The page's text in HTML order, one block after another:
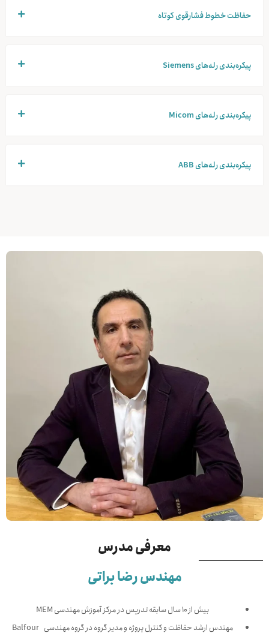
حفاظت خطوط فشارقوی کوتاه
پیکره‌بندی رله‌های Siemens
پیکره‌بندی رله‌های Micom
پیکره‌بندی رله‌های ABB
معرفی مدرس
مهندس رضا براتی
بیش از ۱۰ سال سابقه تدریس در مرکز آموزش مهندسی MEM
مهندس ارشد حفاظت و کنترل پروژه و مدیر گروه در گروه مهندسی Balfour